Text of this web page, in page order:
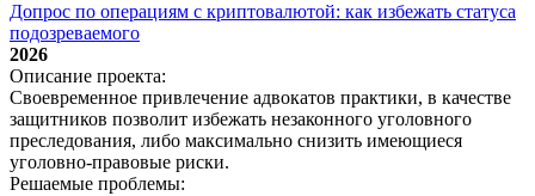
Допрос по операциям с криптовалютой: как избежать статуса
подозреваемого
2026
Описание проекта:
Своевременное привлечение адвокатов практики, в качестве
защитников позволит избежать незаконного уголовного
преследования, либо максимально снизить имеющиеся
уголовно-правовые риски.
Решаемые проблемы: